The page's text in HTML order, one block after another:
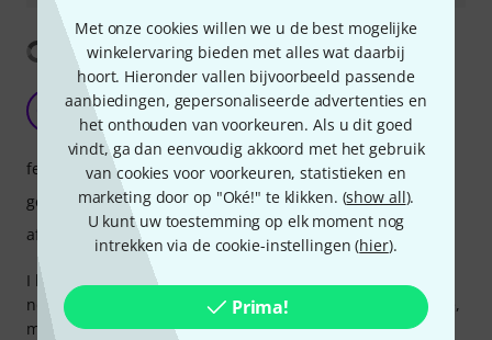
Met onze cookies willen we u de best mogelijke
winkelervaring bieden met alles wat daarbij
hoort. Hieronder vallen bijvoorbeeld passende
aanbiedingen, gepersonaliseerde advertenties en
het onthouden van voorkeuren. Als u dit goed
vindt, ga dan eenvoudig akkoord met het gebruik
van cookies voor voorkeuren, statistieken en
marketing door op "Oké!" te klikken. (show all).
U kunt uw toestemming op elk moment nog
intrekken via de cookie-instellingen (hier).
Prima!
Vertaling tonen
If you love Charvel, buy this instead!
Cem Music 13.07.2023
I have been playing guitar for 25-something years. This is
not my first guitar. It's actually my 15th guitar (maybe more,
maybe fever).
features
geluid
afwerking